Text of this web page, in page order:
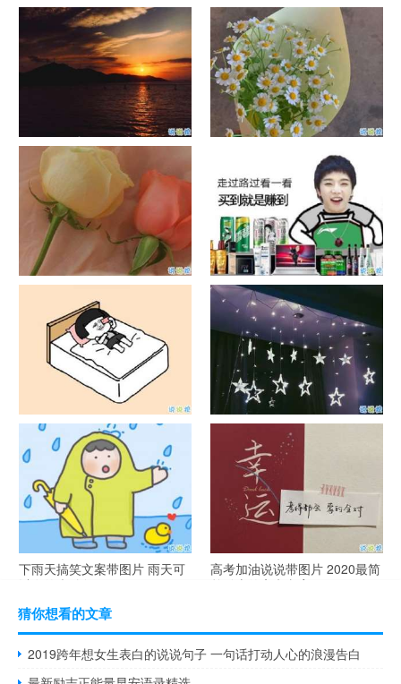
单目摄像头与双目摄像头
晚安励志语录带图片 晚安心语
励志鸡汤
日出文案温柔句子 看日出的微
信说说配图
晒风景照的唯美说说配图 适合
发风景的朋友圈文案
官宣恋爱的说说配图 官宣句子
抖音摆地摊文案 摆地摊的搞笑
说说带图片
谐音梗土味情话大全带图片 油
腻搞笑的土味情话
很酷的霸气句子带图片 最新霸
气说说高冷范
下雨天搞笑文案带图片 雨天可
以发的幽默句子
高考加油说说带图片 2020最简
单励志的高考文案
猜你想看的文章
2019跨年想女生表白的说说句子 一句话打动人心的浪漫告白